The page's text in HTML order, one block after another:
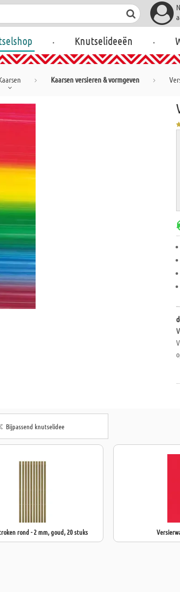
. Knutselideeën .
Kaarsen versieren & vormgeven
Bijpassend knutselidee
rond - 2 mm, goud, 20 stuks